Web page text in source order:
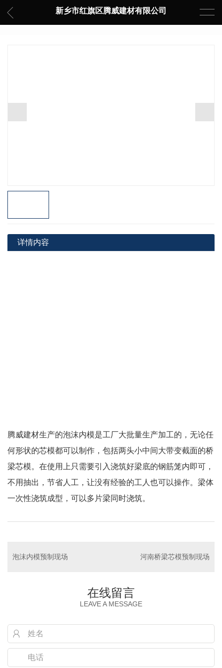
新乡市红旗区腾威建材有限公司
详情内容
腾威建材生产的泡沫内模是工厂大批量生产加工的，无论任
何形状的芯模都可以制作，包括两头小中间大带变截面的桥
梁芯模。在使用上只需要引入浇筑好梁底的钢筋笼内即可，
不用抽出，节省人工，让没有经验的工人也可以操作。梁体
一次性浇筑成型，可以多片梁同时浇筑。
泡沫内模预制现场 河南桥梁芯模预制现场
在线留言
LEAVE A MESSAGE